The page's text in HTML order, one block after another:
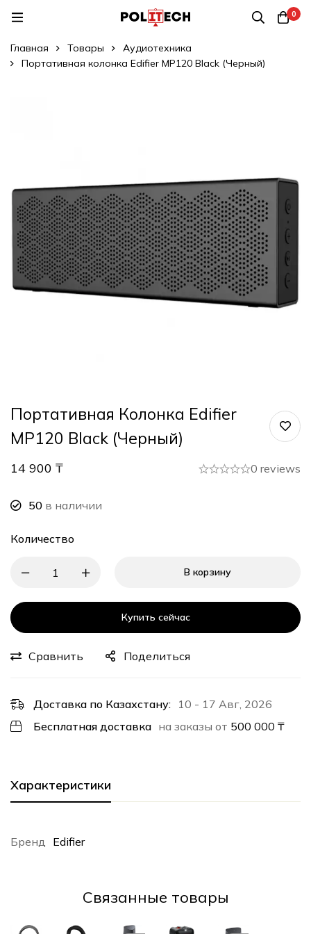
0
Главная Товары
Аудиотехника
Портативная колонка Edifier MP120 Black (Черный)
Портативная Колонка Edifier
MP120 Black (Черный)
14 900 ₸ 0 reviews
50 в наличии
Количество
В корзину
Купить сейчас
Сравнить Поделиться
Доставка по Казахстану: 10 - 17 Авг, 2026
Бесплатная доставка на заказы от 500 000 ₸
Характеристики
Бренд Edifier
Cвязанные товары